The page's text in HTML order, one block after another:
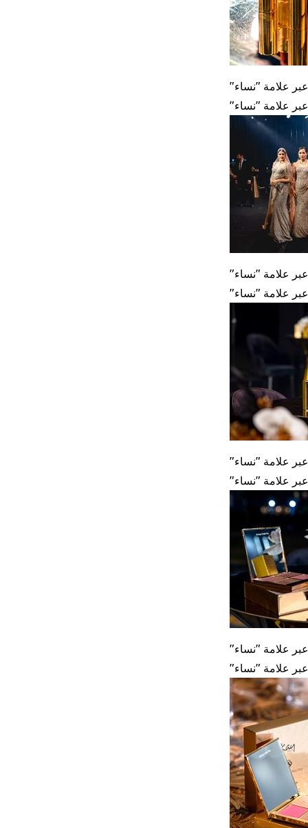
علامة "نساء
علامة "نساء
علامة "نساء
علامة "نساء
علامة "نساء
علامة "نساء
علامة "نساء
علامة "نساء